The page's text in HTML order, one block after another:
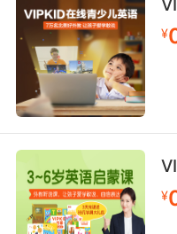
中非常常见。通过
地进行日常交流或参
Pass 表示“忽略”或
可以表示“忽略”或“
pass on dessert
了吧。） He
（他决定拒绝这个工
于表达选择或决策
掌握这一用法，可
选择。
¥
¥